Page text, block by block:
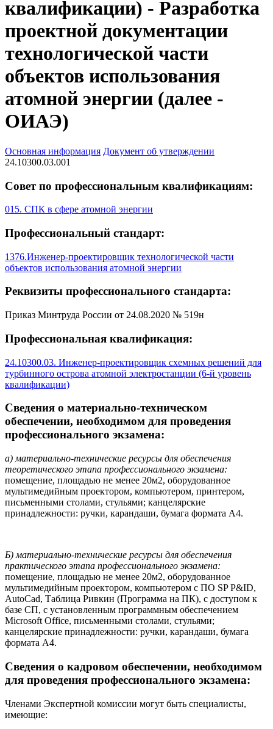
квалификации) - Разработка
проектной документации
технологической части
объектов использования
атомной энергии (далее -
ОИАЭ)
Основная информация Документ об утверждении
24.10300.03.001
Совет по профессиональным квалификациям:
015. СПК в сфере атомной энергии
Профессиональный стандарт:
1376.Инженер-проектировщик технологической части
объектов использования атомной энергии
Реквизиты профессионального стандарта:
Приказ Минтруда России от 24.08.2020 № 519н
Профессиональная квалификация:
24.10300.03. Инженер-проектировщик схемных решений для
турбинного острова атомной электростанции (6-й уровень
квалификации)
Сведения о материально-техническом
обеспечении, необходимом для проведения
профессионального экзамена:
а) материально-технические ресурсы для обеспечения
теоретического этапа профессионального экзамена:
помещение, площадью не менее 20м2, оборудованное
мультимедийным проектором, компьютером, принтером,
письменными столами, стульями; канцелярские
принадлежности: ручки, карандаши, бумага формата А4.
Б) материально-технические ресурсы для обеспечения
практического этапа профессионального экзамена:
помещение, площадью не менее 20м2, оборудованное
мультимедийным проектором, компьютером с ПО SP P&ID,
AutoCad, Таблица Ривкин (Программа на ПК), с доступом к
базе СП, с установленным программным обеспечением
Microsoft Office, письменными столами, стульями;
канцелярские принадлежности: ручки, карандаши, бумага
формата А4.
Сведения о кадровом обеспечении, необходимом
для проведения профессионального экзамена:
Членами Экспертной комиссии могут быть специалисты,
имеющие: